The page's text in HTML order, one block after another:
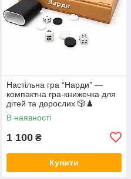
Настільна гра “Нарди” —
компактна гра-книжечка для
дітей та дорослих 🎲♟️
В наявності
1 100 ₴
Купити